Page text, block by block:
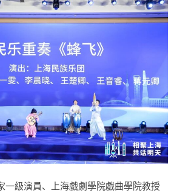
一級演員、上海戲劇學院戲曲學院教授